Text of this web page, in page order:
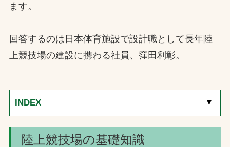
会社概要
プライバシーポリシー
ます。
回答するのは日本体育施設で設計職として長年陸
上競技場の建設に携わる社員、窪田利彰。
INDEX ▼
陸上競技場の基礎知識